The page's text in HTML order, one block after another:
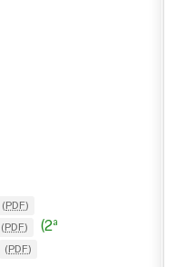
(PDF)
(PDF)
(2ª
(PDF)